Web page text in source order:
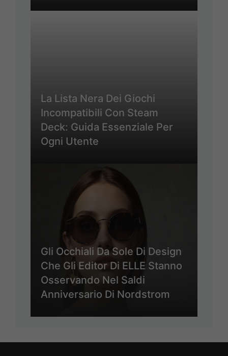
La Lista Nera Dei Giochi
Incompatibili Con Steam
Deck: Guida Essenziale Per
Ogni Utente
Gli Occhiali Da Sole Di Design
Che Gli Editor Di ELLE Stanno
Osservando Nel Saldi
Anniversario Di Nordstrom